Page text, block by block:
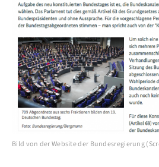
Bild von der Website der Bundesregierung